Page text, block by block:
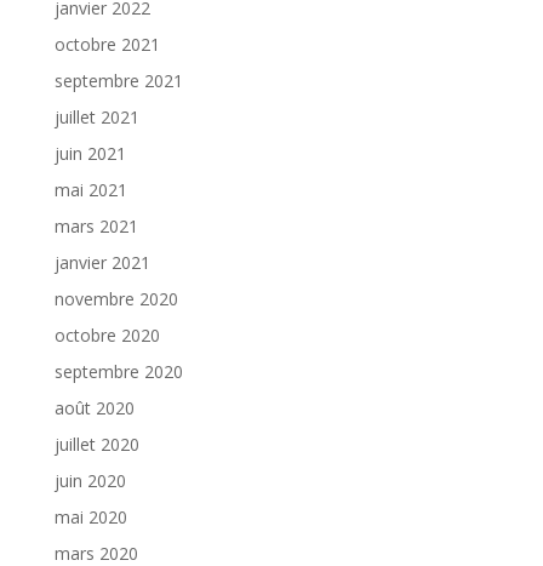
janvier 2022
octobre 2021
septembre 2021
juillet 2021
juin 2021
mai 2021
mars 2021
janvier 2021
novembre 2020
octobre 2020
septembre 2020
août 2020
juillet 2020
juin 2020
mai 2020
mars 2020